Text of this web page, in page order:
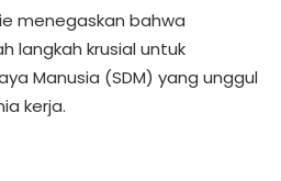
menegaskan bahwa
langkah krusial untuk
Manusia (SDM) yang unggul
kerja.